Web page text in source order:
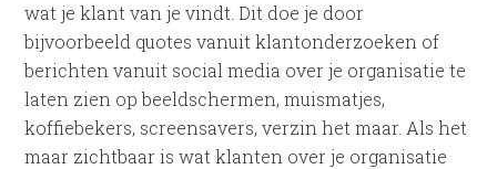
wat je klant van je vindt. Dit doe je door
bijvoorbeeld quotes vanuit klantonderzoeken of
berichten vanuit social media over je organisatie te
laten zien op beeldschermen, muismatjes,
koffiebekers, screensavers, verzin het maar. Als het
maar zichtbaar is wat klanten over je organisatie